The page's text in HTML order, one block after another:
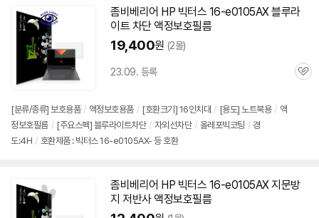
좀비베리어 HP 빅터스 16-e0105AX블루라
이트 차단 액정보호필름
19,400원 (2몰)
23.09. 등록
관
[분류/종류] 보호용품 / 액정보호용품 / [호환크기] 16인치대 / [용도] 노트북용 / 액
정보호필름 / [주요스펙] 블루라이트차단 / 자외선차단 / 올레포빅코팅 / 경
도:4H / 호환제품 : 빅터스 16-e0105AX- 등 호환
좀비베리어 HP 빅터스 16-e0105AX지문방
지 저반사 액정보호필름